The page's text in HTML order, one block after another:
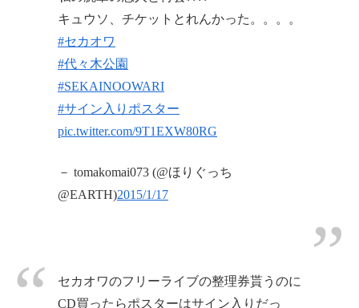
キュウソ、チケットとれんかった。。。。
#セカオワ
#代々木公園
#SEKAINOOWARI
#サイン入りポスター
pic.twitter.com/9T1EXW80RG
－ tomakomai073 (@ほりぐっち
@EARTH)2015/1/17
セカオワのフリーライブの整理券貰うのに
CD買ったらポスターはサイン入りだっ